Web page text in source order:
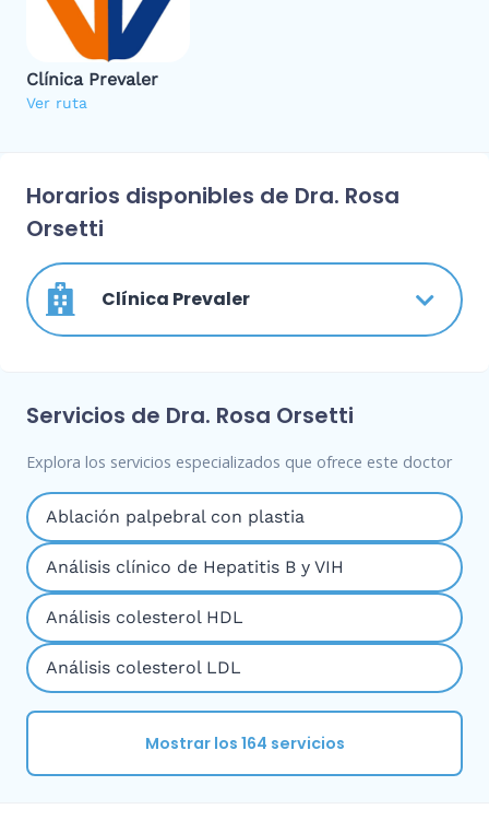
Clínica Prevaler
Ver ruta
Horarios disponibles de Dra. Rosa
Orsetti
Clínica Prevaler
Servicios de Dra. Rosa Orsetti
Explora los servicios especializados que ofrece este doctor
Ablación palpebral con plastia
Análisis clínico de Hepatitis B y VIH
Análisis colesterol HDL
Análisis colesterol LDL
Mostrar los 164 servicios